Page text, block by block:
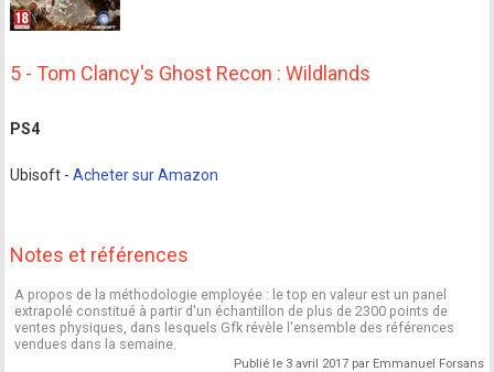
5 - Tom Clancy's Ghost Recon : Wildlands
PS4
Ubisoft -Acheter sur Amazon
Notes et références
A propos de la méthodologie employée : le top en valeur est un panel
extrapolé constitué à partir d'un échantillon de plus de 2300 points de
ventes physiques, dans lesquels Gfk révèle l'ensemble des références
vendues dans la semaine.
Publié le 3 avril 2017 par Emmanuel Forsans